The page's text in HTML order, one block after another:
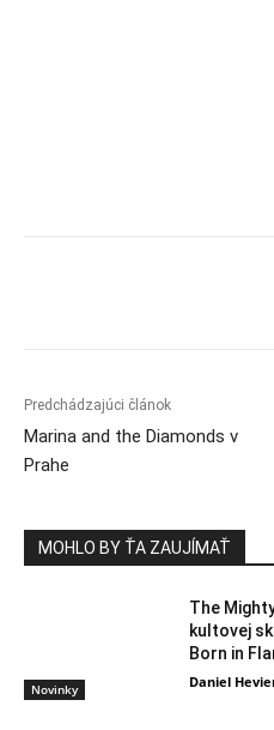
Predchádzajúci článok
Marina and the Diamonds v
Prahe
MOHLO BY ŤA ZAUJÍMAŤ
Novinky
The
kultovej
Born in
Daniel